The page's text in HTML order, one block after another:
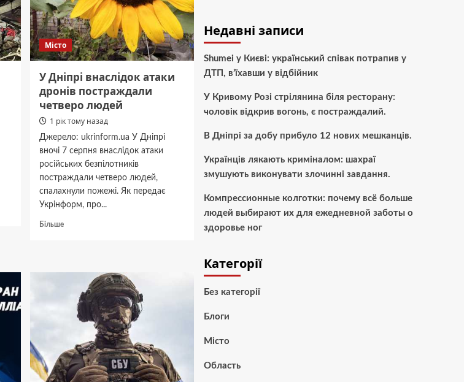
Місто
У Дніпрі внаслідок атаки
дронів постраждали
четверо людей
1 рік тому назад
Джерело: ukrinform.ua У Дніпрі
вночі 7 серпня внаслідок атаки
російських безпілотників
постраждали четверо людей,
спалахнули пожежі. Як передає
Укрінформ, про...
БільшеДокладніше
дронів
постраждали
четверо
Недавні записи
Shumei у Києві: український співак потрапив у
ДТП, в’їхавши у відбійник
У Кривому Розі стрілянина біля ресторану:
чоловік відкрив вогонь, є постраждалий.
В Дніпрі за добу прибуло 12 нових мешканців.
Українців лякають криміналом: шахраї
змушують виконувати злочинні завдання.
Компрессионные колготки: почему всё больше
людей выбирают их для ежедневной заботы о
здоровье ног
Категорії
Без категорії
Блоги
Місто
Область